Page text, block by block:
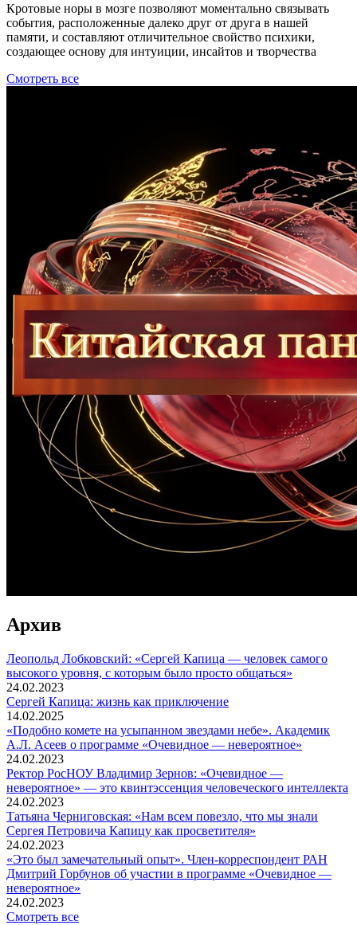
Кротовые норы в мозге позволяют моментально связывать
события, расположенные далеко друг от друга в нашей
памяти, и составляют отличительное свойство психики,
создающее основу для интуиции, инсайтов и творчества
Смотреть все
Архив
Леопольд Лобковский: «Сергей Капица — человек самого
высокого уровня, с которым было просто общаться»
24.02.2023
Сергей Капица: жизнь как приключение
14.02.2025
«Подобно комете на усыпанном звездами небе». Академик
А.Л. Асеев о программе «Очевидное — невероятное»
24.02.2023
Ректор РосНОУ Владимир Зернов: «Очевидное —
невероятное» — это квинтэссенция человеческого интеллекта
24.02.2023
Татьяна Черниговская: «Нам всем повезло, что мы знали
Сергея Петровича Капицу как просветителя»
24.02.2023
«Это был замечательный опыт». Член-корреспондент РАН
Дмитрий Горбунов об участии в программе «Очевидное —
невероятное»
24.02.2023
Смотреть все